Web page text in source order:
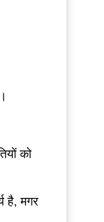
को
है, मगर